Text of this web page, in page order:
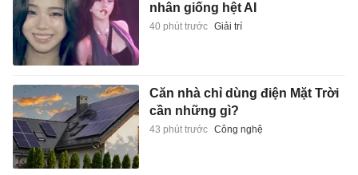
nhân giống hệt AI
40 phút trước Giải trí
Căn nhà chỉ dùng điện Mặt Trời
cần những gì?
43 phút trước Công nghệ